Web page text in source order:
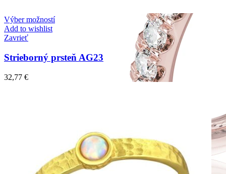
Výber možností
Add to wishlist
Zavrieť
Strieborný prsteň AG23
32,77 €